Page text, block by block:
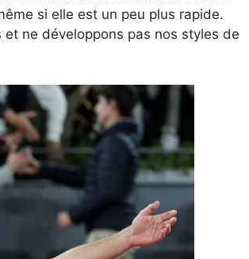
si elle est un peu plus rapide.
ne développons pas nos styles de